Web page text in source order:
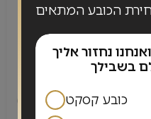
ואנחנו נחזור אליך
כובע קסקט